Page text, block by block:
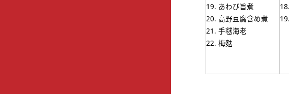
あわび旨煮
高野豆腐含め煮
手毬海老
梅麩